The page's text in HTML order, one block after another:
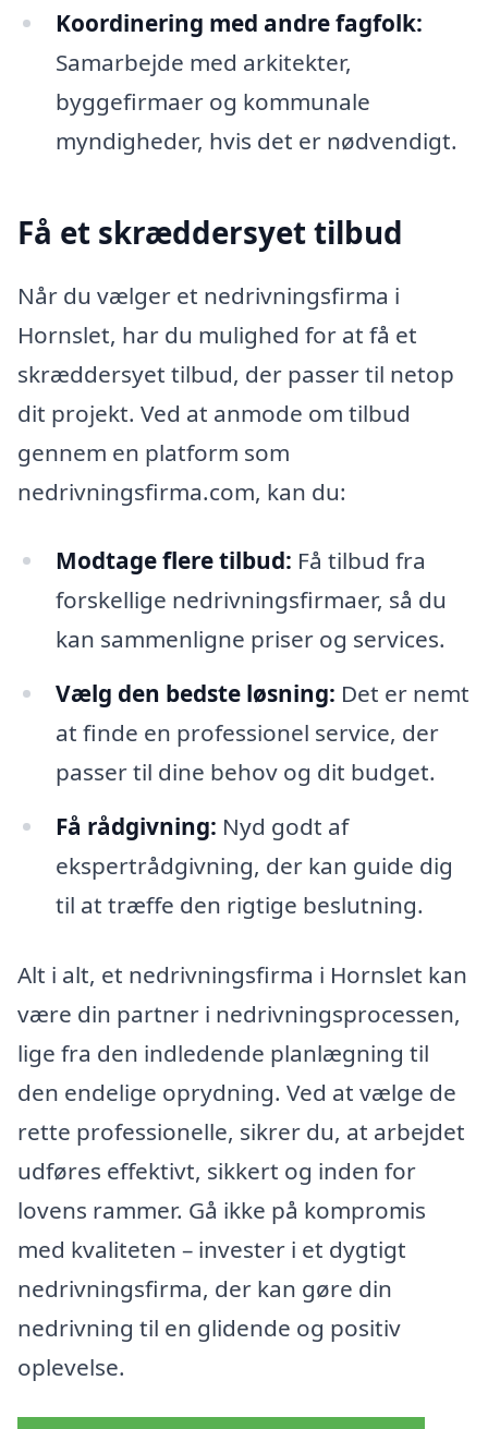
Koordinering med andre fagfolk:
Samarbejde med arkitekter,
byggefirmaer og kommunale
myndigheder, hvis det er nødvendigt.
Få et skræddersyet tilbud
Når du vælger et nedrivningsfirma i
Hornslet, har du mulighed for at få et
skræddersyet tilbud, der passer til netop
dit projekt. Ved at anmode om tilbud
gennem en platform som
nedrivningsfirma.com, kan du:
Modtage flere tilbud: Få tilbud fra
forskellige nedrivningsfirmaer, så du
kan sammenligne priser og services.
Vælg den bedste løsning: Det er nemt
at finde en professionel service, der
passer til dine behov og dit budget.
Få rådgivning: Nyd godt af
ekspertrådgivning, der kan guide dig
til at træffe den rigtige beslutning.
Alt i alt, et nedrivningsfirma i Hornslet kan
være din partner i nedrivningsprocessen,
lige fra den indledende planlægning til
den endelige oprydning. Ved at vælge de
rette professionelle, sikrer du, at arbejdet
udføres effektivt, sikkert og inden for
lovens rammer. Gå ikke på kompromis
med kvaliteten – invester i et dygtigt
nedrivningsfirma, der kan gøre din
nedrivning til en glidende og positiv
oplevelse.